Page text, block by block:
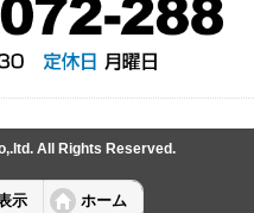
All Rights Reserved.
示 ホーム